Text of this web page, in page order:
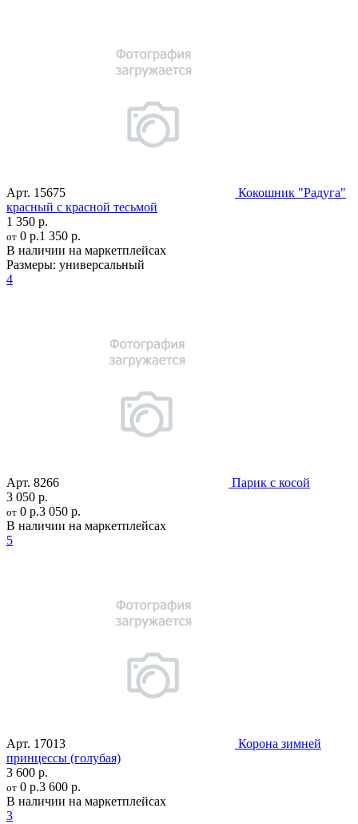
Арт. 15675
Кокошник "Радуга"
красный с красной тесьмой
1 350 р.
от 0 р.1 350 р.
В наличии на маркетплейсах
Размеры: универсальный
4
Арт. 8266
Парик с косой
3 050 р.
от 0 р.3 050 р.
В наличии на маркетплейсах
5
Арт. 17013
Корона зимней
принцессы (голубая)
3 600 р.
от 0 р.3 600 р.
В наличии на маркетплейсах
3